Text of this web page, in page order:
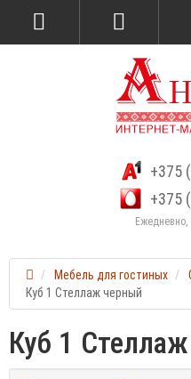
+375
+375
Ежедневно,
Мебель для гостиных
Куб 1 Стеллаж черный
Куб 1